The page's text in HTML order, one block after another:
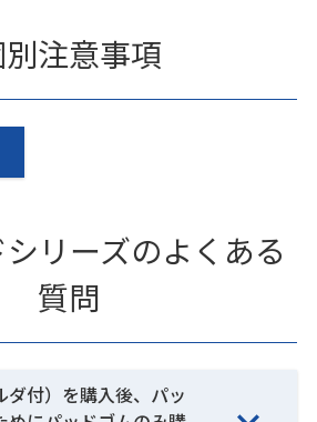
注意事項
リーズのよくある
質問
ダ付）を購入後、パッ